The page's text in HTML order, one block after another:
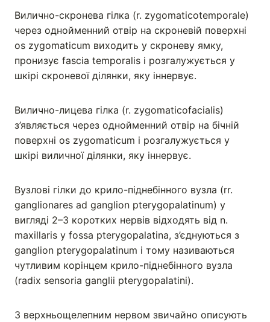
Вилично-скронева гілка (r. zygomaticotemporale)
через однойменний отвір на скроневій поверхні
os zygomaticum виходить у скроневу ямку,
пронизує fascia temporalis і розгалужується у
шкірі скроневої ділянки, яку іннервує.
Вилично-лицева гілка (r. zygomaticofacialis)
з’являється через однойменний отвір на бічній
поверхні os zygomaticum і розгалужується у
шкірі виличної ділянки, яку іннервує.
Вузлові гілки до крило-піднебінного вузла (rr.
ganglionares ad ganglion pterygopalatinum) у
вигляді 2–3 коротких нервів відходять від n.
maxillaris у fossa pterygopalatina, з’єднуються з
ganglion pterygopalatinum і тому називаються
чутливим корінцем крило-піднебінного вузла
(radix sensoria ganglii pterygopalatini).
З верхньощелепним нервом звичайно описують